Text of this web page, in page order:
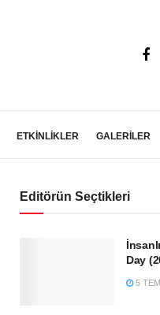
ETKİNLİKLER GALERİLER
Editörün Seçtikleri
Day
5